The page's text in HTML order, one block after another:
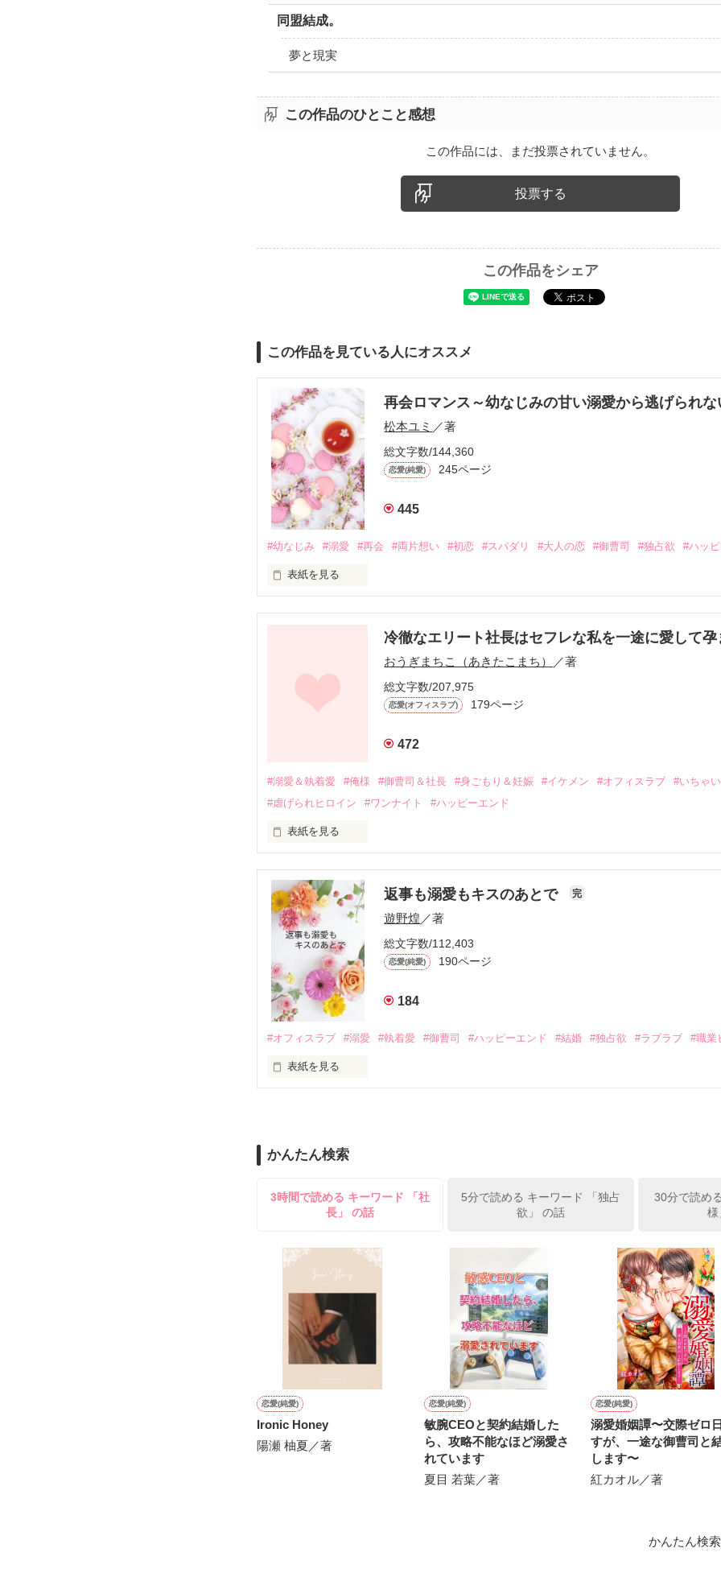
同盟結成。
夢と現実
この作品のひとこと感想
この作品には、まだ投票されていません。
投票する
この作品をシェア
この作品を見ている人にオススメ
再会ロマンス～幼なじみの甘い溺愛から逃げられな
松本ユミ ／著
総文字数/144,360
恋愛(純愛) 245ページ
445
#幼なじみ #溺愛 #再会 #両片想い #初恋 #スパダリ #大人の恋 #御曹司 #独占欲 #ハッ
表紙を見る
しかし、ある出来事をきっかけに二人の関係は壊れてしまう。
関係修復もできないまま、美桜は両親の離婚によって
引っ越すことになり、哲平とも離れ離れになった。
そして、ひょんなことから
酔った勢いで一夜を共にしてしまった。
さらに、美桜が初めてだと知った哲平は
甘やかしてくる。
そんなある日、哲平は美桜がストーカー被害に
遭っていることを知る。
美桜を守るため、哲平は同居を提案してきて――。
夏木美桜(なつきみお)
✕
鳴海哲平 (なるみてっぺい)
止まっていたはずの二人の時間が、再び動き出す。
作品を読む
冷徹なエリート社長はセフレな私を一途に愛して孕
おうぎまちこ（あきたこまち） ／著
総文字数/207,975
恋愛(オフィスラブ) 179ページ
472
#溺愛＆執着愛 #俺様 #御曹司＆社長 #身ごもり＆妊娠 #イケメン #オフィスラブ
#いちゃ
#虐げられヒロイン
#ワンナイト #ハッピーエンド
表紙を見る
帰国後、美桜は新しい職場でワンナイトした美青年と再会。なんと彼の正体は、とあ
も関わらず、一族を離れて起業した新進気鋭の実業家、社内でも冷徹だと評判な社長
人だったのだ――！
なぜか恭司から飼い猫の世話係を命じられた美桜は、猫の世話を口実にしばしば呼び
返事も溺愛もキスのあとで 完
遊野煌 ／著
総文字数/112,403
恋愛(純愛) 190ページ
184
#オフィスラブ #溺愛 #執着愛 #御曹司 #ハッピーエンド #結婚 #独占欲 #ラブラブ #職業
表紙を見る
雪瀬鷹哉（29）が『──俺と結婚してくれないか』といきなりプロポーズをしてきた上
鷹哉『宜しくな、俺の雛子』🦅
雛子『俺の……ひぃ、雛子？！！！』🐥
シゴデキで冷徹な上司が見せる素顔は、なぜか想像以上に甘くて……🐥💓🦅
※表紙も作中使用の画像も全てフリー素材です。
※執筆期間2026.6.3〜7.20完結です。
※他サイトさんにて恋愛トレンド1位でした〜良かったら読んで頂けると嬉しいです。
作品を読む
かんたん検索
3時間で読める キーワード 「社
長」 の話
5分で読める キーワード 「独占
欲」 の話
30分で読め
様
恋愛(純愛)
Ironic Honey
陽瀬 柚夏／著
恋愛(純愛)
敏腕CEOと契約結婚した
ら、攻略不能なほど溺愛さ
れています
夏目 若葉／著
恋愛(純愛)
溺愛婚姻譚〜交際ゼロ
すが、一途な御曹司と
します〜
紅カオル／著
かんたん検